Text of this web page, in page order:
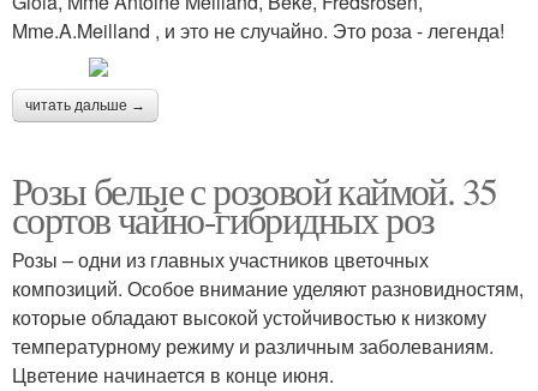
Mme.A.Meilland , и это не случайно. Это роза - легенда!
читать дальше →
Розы белые с розовой каймой. 35
сортов чайно-гибридных роз
Розы – одни из главных участников цветочных
композиций. Особое внимание уделяют разновидностям,
которые обладают высокой устойчивостью к низкому
температурному режиму и различным заболеваниям.
Цветение начинается в конце июня.